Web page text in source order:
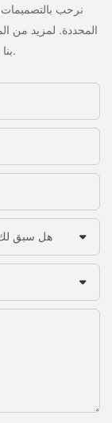
نرحب بالتصميمات
المحددة. لمزيد من
بنا مباشرة مع أسئلة أو استفسارات.
هل سبق